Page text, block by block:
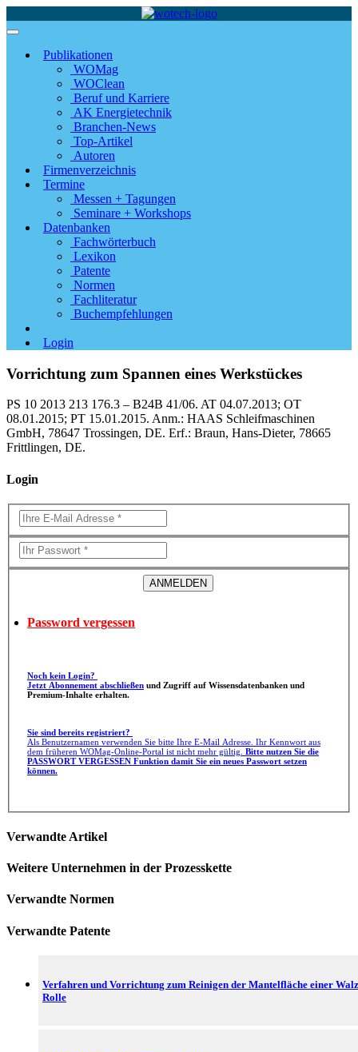
Publikationen
WOMag
WOClean
Beruf und Karriere
AK Energietechnik
Branchen-News
Top-Artikel
Autoren
Firmenverzeichnis
Termine
Messen + Tagungen
Seminare + Workshops
Datenbanken
Fachwörterbuch
Lexikon
Patente
Normen
Fachliteratur
Buchempfehlungen
Login
Vorrichtung zum Spannen eines Werkstückes
PS 10 2013 213 176.3 – B24B 41/06. AT 04.07.2013; OT
08.01.2015; PT 15.01.2015. Anm.: HAAS Schleifmaschinen
GmbH, 78647 Trossingen, DE. Erf.: Braun, Hans-Dieter, 78665
Frittlingen, DE.
Login
Password vergessen
Noch kein Login?
Jetzt Abonnement abschließen
Premium-Inhalte erhalten.
Sie sind bereits registriert?
Als Benutzernamen verwenden Sie bitte Ihre E-Mail Adresse. Ihr Kennwort aus
dem früheren WOMag-Online-Portal ist nicht mehr gültig. Bitte nutzen Sie die
PASSWORT VERGESSEN Funktion damit Sie ein neues Passwort setzen
können.
Verwandte Artikel
Weitere Unternehmen in der Prozesskette
Verwandte Normen
Verwandte Patente
Verfahren und Vorrichtung zum Reinigen der Mantelfläche einer
Rolle